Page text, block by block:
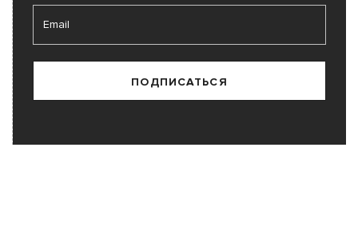
ПОДПИСАТЬСЯ